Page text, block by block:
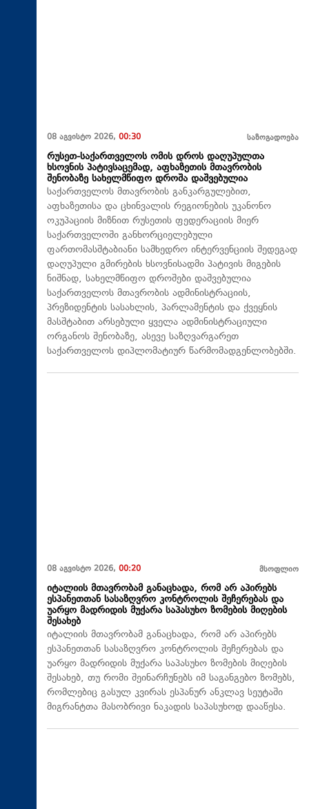
08 აგვისტო 2026, 00:30 საზოგადოება
რუსეთ-საქართველოს ომის დროს დაღუპულთა
ხსოვნის პატივსაცემად, აფხაზეთის მთავრობის
შენობაზე სახელმწიფო დროშა დაშვებულია
საქართველოს მთავრობის განკარგულებით,
აფხაზეთისა და ცხინვალის რეგიონების უკანონო
ოკუპაციის მიზნით რუსეთის ფედერაციის მიერ
საქართველოში განხორციელებული
ფართომასშტაბიანი სამხედრო ინტერვენციის შედეგად
დაღუპული გმირების ხსოვნისადმი პატივის მიგების
ნიშნად, სახელმწიფო დროშები დაშვებულია
საქართველოს მთავრობის ადმინისტრაციის,
პრეზიდენტის სასახლის, პარლამენტის და ქვეყნის
მასშტაბით არსებული ყველა ადმინისტრაციული
ორგანოს შენობაზე, ასევე საზღვარგარეთ
საქართველოს დიპლომატიურ წარმომადგენლობებში.
08 აგვისტო 2026, 00:20 მსოფლიო
იტალიის მთავრობამ განაცხადა, რომ არ აპირებს
ესპანეთთან სასაზღვრო კონტროლის შეჩერებას და
უარყო მადრიდის მუქარა საპასუხო ზომების მიღების
შესახებ
იტალიის მთავრობამ განაცხადა, რომ არ აპირებს
ესპანეთთან სასაზღვრო კონტროლის შეჩერებას და
უარყო მადრიდის მუქარა საპასუხო ზომების მიღების
შესახებ, თუ რომი შეინარჩუნებს იმ საგანგებო ზომებს,
რომლებიც გასულ კვირას ესპანურ ანკლავ სეუტაში
მიგრანტთა მასობრივი ნაკადის საპასუხოდ დააწესა.